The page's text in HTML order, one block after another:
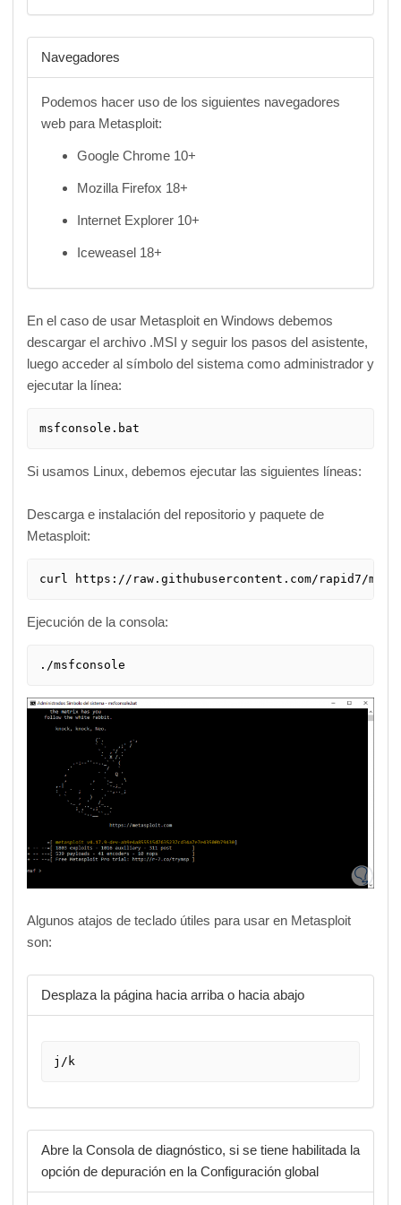
Navegadores
Podemos hacer uso de los siguientes navegadores
web para Metasploit:
Google Chrome 10+
Mozilla Firefox 18+
Internet Explorer 10+
Iceweasel 18+
En el caso de usar Metasploit en Windows debemos
descargar el archivo .MSI y seguir los pasos del asistente,
luego acceder al símbolo del sistema como administrador y
ejecutar la línea:
msfconsole.bat
Si usamos Linux, debemos ejecutar las siguientes líneas:
Descarga e instalación del repositorio y paquete de
Metasploit:
curl https://raw.githubusercontent.com/rapid7/
Ejecución de la consola:
./msfconsole
Algunos atajos de teclado útiles para usar en Metasploit
son:
Desplaza la página hacia arriba o hacia abajo
j/k
Abre la Consola de diagnóstico, si se tiene habilitada la
opción de depuración en la Configuración global